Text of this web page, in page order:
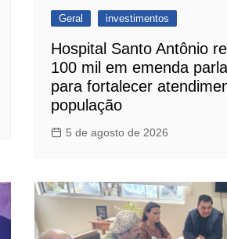
Geral investimentos
Hospital Santo Antônio
100 mil em emenda
para fortalecer
população
5 de agosto de 2026